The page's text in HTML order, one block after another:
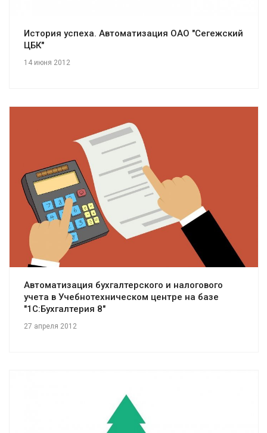
История успеха. Автоматизация ОАО "Сегежский
ЦБК"
14 июня 2012
Смотреть проект
Автоматизация бухгалтерского и налогового
учета в Учебнотехническом центре на базе
"1С:Бухгалтерия 8"
27 апреля 2012